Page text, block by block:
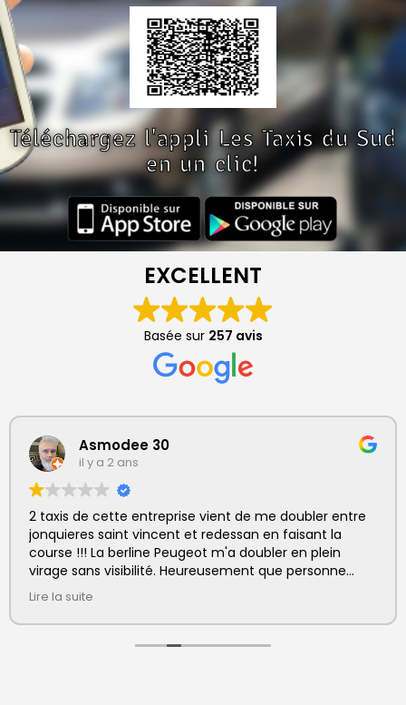
Téléchargez l'appli Les Taxis du Sud
en un clic!
EXCELLENT
Basée sur 257 avis
Asmodee 30
il y a 2 ans
2 taxis de cette entreprise vient de me doubler entre
jonquieres saint vincent et redessan en faisant la
course !!! La berline Peugeot m'a doubler en plein
virage sans visibilité. Heureusement que personne
n'arrivait en face. De vrai taré !!!
Lire la suite